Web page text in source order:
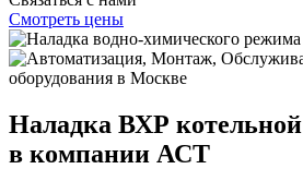
Смотреть цены
Наладка ВХР котельной
в компании АСТ